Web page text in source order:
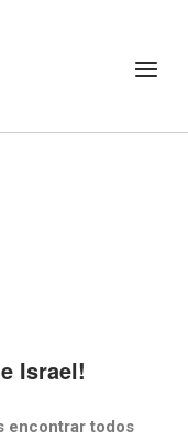
Israel!
encontrar todos